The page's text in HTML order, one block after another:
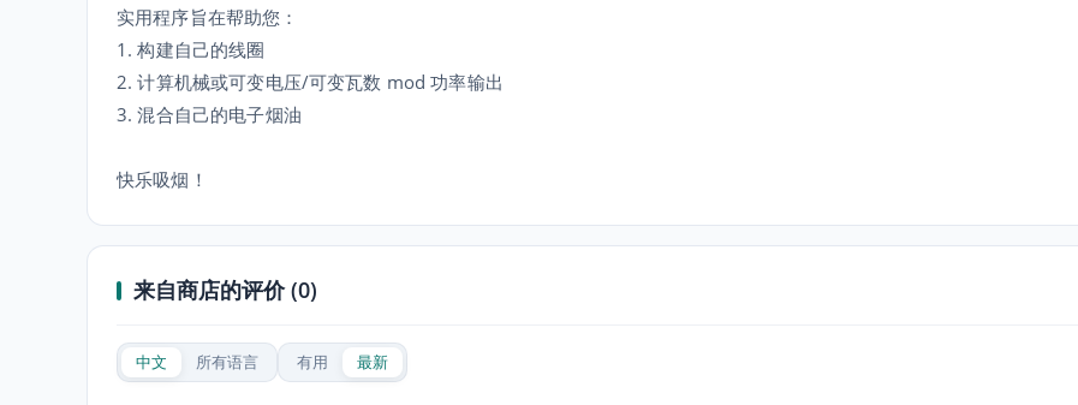
实用程序旨在帮助您：
1. 构建自己的线圈
2. 计算机械或可变电压/可变瓦数 mod 功率输出
3. 混合自己的电子烟油
快乐吸烟！
来自商店的评价 (0)
中文 所有语言 有用 最新